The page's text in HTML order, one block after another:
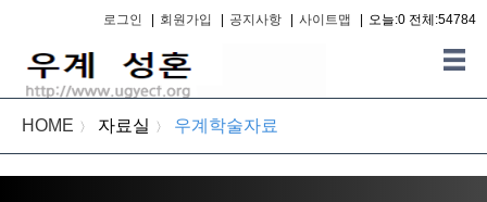
로그인 회원가입 공지사항 사이트맵 오늘:0 전체:54784
HOME 〉 자료실 〉 우계학술자료